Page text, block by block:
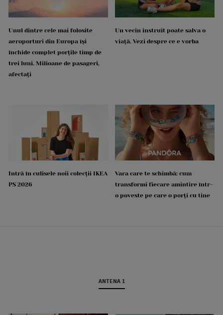
Unul dintre cele mai folosite
aeroporturi din Europa își
închide complet porțile timp de
trei luni. Milioane de pasageri,
afectați
Un vecin instruit poate salva o
viață. Vezi despre ce e vorba
Intră în culisele noii colecții IKEA
PS 2026
Vara care te schimbă: cum
transformi fiecare amintire într-
o poveste pe care o porți cu tine
ANTENA 1